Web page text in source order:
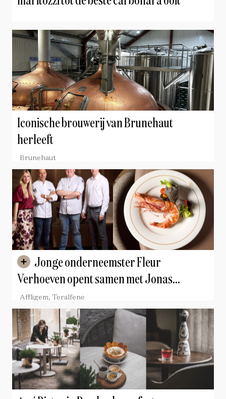
Iconische brouwerij van Brunehaut
herleeft
Brunehaut
Verhoeven opent samen met Jonas
Henderickx van Mijn Restaurant Resto
Fleur in Teralfene
Affligem, Teralfene